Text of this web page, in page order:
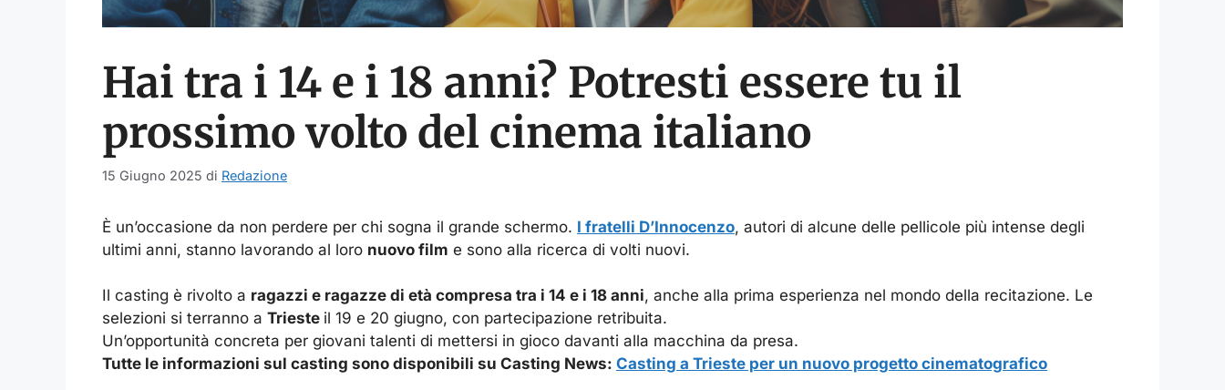
Hai tra i 14 e i 18 anni? Potresti essere tu il
prossimo volto del cinema italiano
15 Giugno 2025 di Redazione
È un’occasione da non perdere per chi sogna il grande schermo. I fratelli D’Innocenzo, autori di alcune delle pellicole più intense degli
ultimi anni, stanno lavorando al loro nuovo film e sono alla ricerca di volti nuovi.
Il casting è rivolto a ragazzi e ragazze di età compresa tra i 14 e i 18 anni, anche alla prima esperienza nel mondo della recitazione. Le
selezioni si terranno a Trieste il 19 e 20 giugno, con partecipazione retribuita.
Un’opportunità concreta per giovani talenti di mettersi in gioco davanti alla macchina da presa.
Tutte le informazioni sul casting sono disponibili su Casting News: Casting a Trieste per un nuovo progetto cinematografico